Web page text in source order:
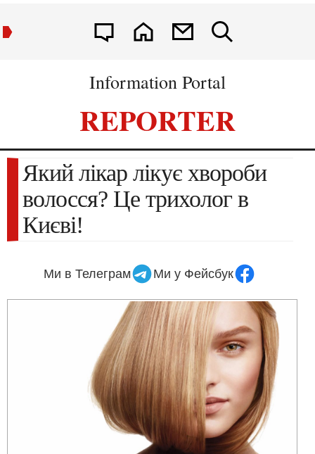
Information Portal
REPORTER
Який лікар лікує хвороби
волосся? Це трихолог в
Києві!
Ми в Телеграм Ми у Фейсбук